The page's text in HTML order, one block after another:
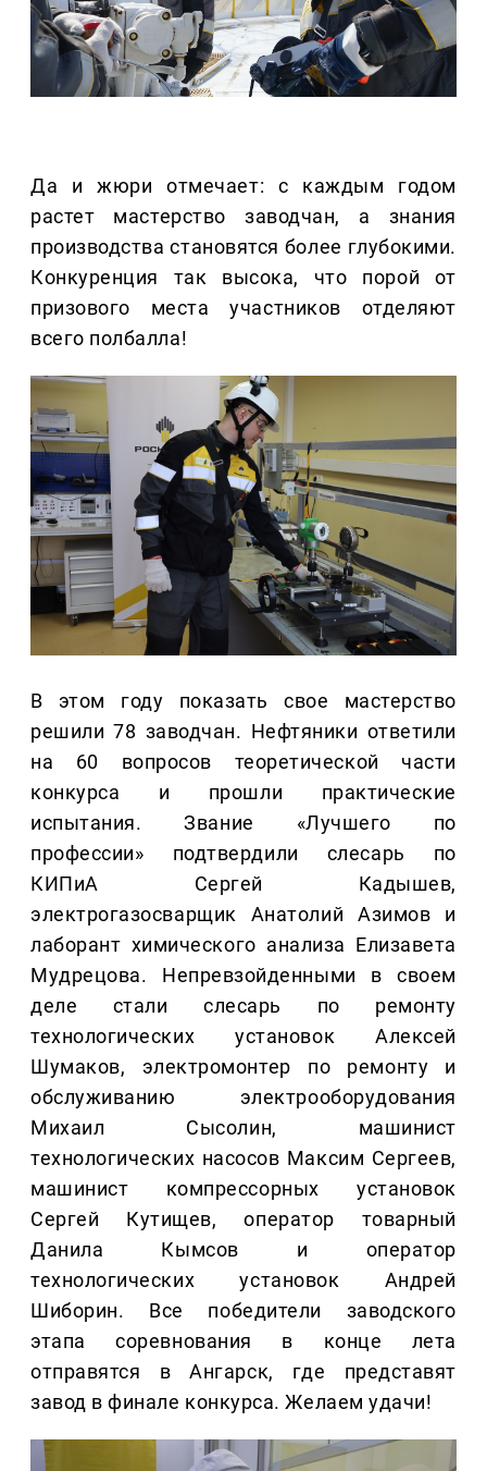
Да и жюри отмечает: с каждым годом
растет мастерство заводчан, а знания
производства становятся более глубокими.
Конкуренция так высока, что порой от
призового места участников отделяют
всего полбалла!
В этом году показать свое мастерство
решили 78 заводчан. Нефтяники ответили
на 60 вопросов теоретической части
конкурса и прошли практические
испытания. Звание «Лучшего по
профессии» подтвердили слесарь по
КИПиА Сергей Кадышев,
электрогазосварщик Анатолий Азимов и
лаборант химического анализа Елизавета
Мудрецова. Непревзойденными в своем
деле стали слесарь по ремонту
технологических установок Алексей
Шумаков, электромонтер по ремонту и
обслуживанию электрооборудования
Михаил Сысолин, машинист
технологических насосов Максим Сергеев,
машинист компрессорных установок
Сергей Кутищев, оператор товарный
Данила Кымсов и оператор
технологических установок Андрей
Шиборин. Все победители заводского
этапа соревнования в конце лета
отправятся в Ангарск, где представят
завод в финале конкурса. Желаем удачи!